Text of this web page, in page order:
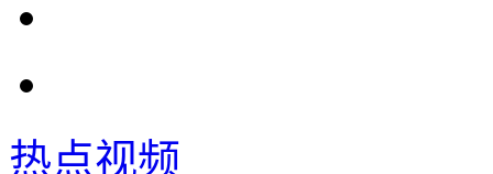
热点视频